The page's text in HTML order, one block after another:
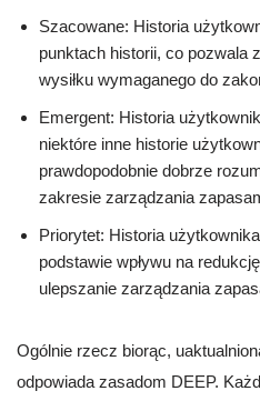
Szacowane: Historia
punktach historii, co pozwala
wysiłku wymaganego do
Emergent: Historia
niektóre inne historie
prawdopodobnie dobrze
zakresie zarządzania
Priorytet: Historia
podstawie wpływu na
ulepszanie zarządzania
Ogólnie rzecz biorąc,
odpowiada zasadom DEEP.